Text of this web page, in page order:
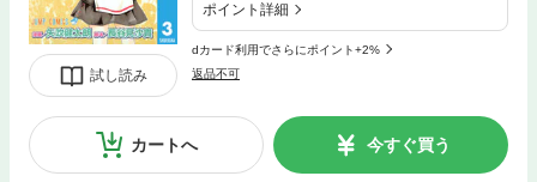
試し読み
ポイント詳細
dカード利用でさらにポイント+2%
返品不可
カートへ 今すぐ買う